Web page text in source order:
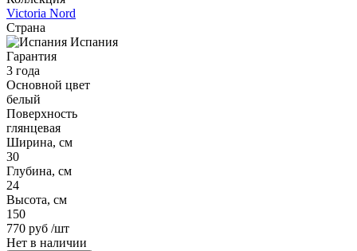
Victoria Nord
Страна
Испания
Гарантия
3 года
Основной цвет
белый
Поверхность
глянцевая
Ширина, см
30
Глубина, см
24
Высота, см
150
770 руб /шт
Нет в наличии